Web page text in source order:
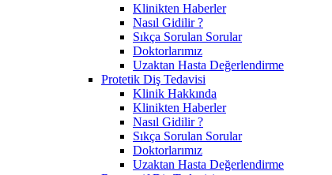
Klinikten Haberler
Nasıl Gidilir ?
Sıkça Sorulan Sorular
Doktorlarımız
Uzaktan Hasta Değerlendirme
Protetik Diş Tedavisi
Klinik Hakkında
Klinikten Haberler
Nasıl Gidilir ?
Sıkça Sorulan Sorular
Doktorlarımız
Uzaktan Hasta Değerlendirme